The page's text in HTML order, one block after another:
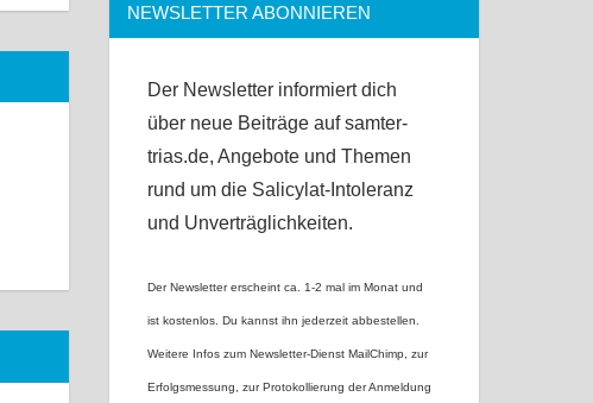
NEWSLETTER ABONNIEREN
Der Newsletter informiert dich
über neue Beiträge auf samter-
trias.de, Angebote und Themen
rund um die Salicylat-Intoleranz
und Unverträglichkeiten.
Der Newsletter erscheint ca. 1-2 mal im Monat und
ist kostenlos. Du kannst ihn jederzeit abbestellen.
Weitere Infos zum Newsletter-Dienst MailChimp, zur
Erfolgsmessung, zur Protokollierung der Anmeldung